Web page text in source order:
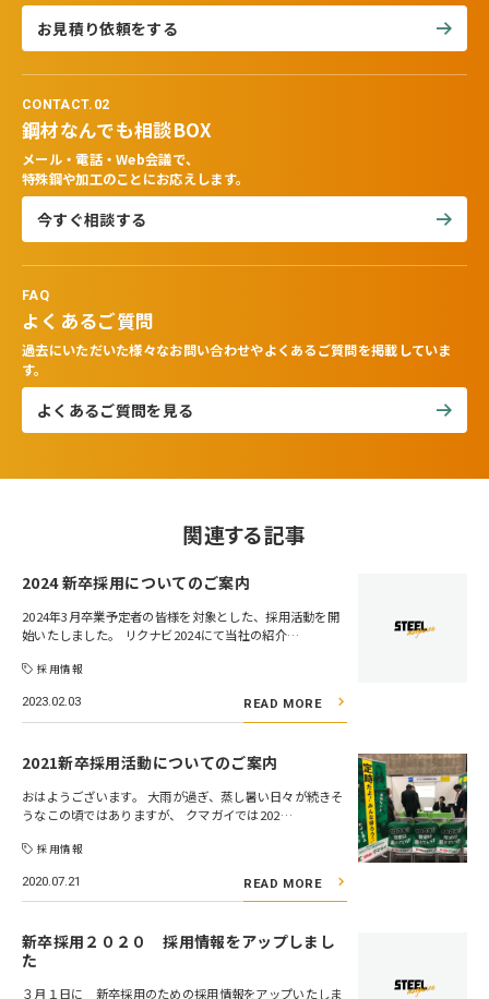
お見積り依頼をする
CONTACT.02
鋼材なんでも相談BOX
メール・電話・Web会議で、
特殊鋼や加工のことにお応えします。
今すぐ相談する
FAQ
よくあるご質問
過去にいただいた様々なお問い合わせやよくあるご質問を掲載していま
す。
よくあるご質問を見る
関連する記事
2024 新卒採用についてのご案内
2024年3月卒業予定者の皆様を対象とした、採用活動を開
始いたしました。 リクナビ2024にて当社の紹介…
採用情報
2023.02.03 READ MORE
2021新卒採用活動についてのご案内
おはようございます。 大雨が過ぎ、蒸し暑い日々が続きそ
うなこの頃ではありますが、 クマガイでは202…
採用情報
2020.07.21 READ MORE
新卒採用２０２０ 採用情報をアップしまし
た
３月１日に 新卒採用のための採用情報をアップいたしま